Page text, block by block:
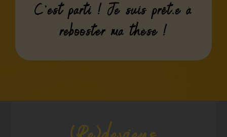
C’est parti ! Je suis prêt.e à
rebooster ma thèse !